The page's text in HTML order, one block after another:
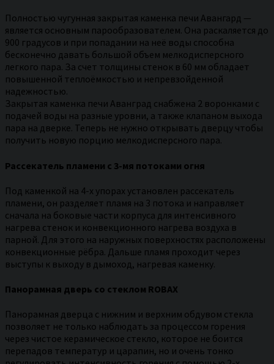
Полностью чугунная закрытая каменка печи Авангард —
является основным парообразователем. Она раскаляется до
900 градусов и при попадании на неё воды способна
бесконечно давать большой объем мелкодисперсного
легкого пара. За счет толщины стенок в 60 мм обладает
повышенной теплоёмкостью и непревзойденной
надежностью.
Закрытая каменка печи Аванград снабжена 2 воронками с
подачей воды на разные уровни, а также клапаном выхода
пара на дверке. Теперь не нужно открывать дверцу чтобы
получить новую порцию мелкодисперсного пара.
Рассекатель пламени с 3-мя потоками огня
Под каменкой на 4-х упорах установлен рассекатель
пламени, он разделяет пламя на 3 потока и направляет
сначала на боковые части корпуса для интенсивного
нагрева стенок и конвекционного нагрева воздуха в
парной. Для этого на наружных поверхностях расположены
конвекционные рёбра. Дальше пламя проходит через
выступы к выходу в дымоход, нагревая каменку.
Панорамная дверь со стеклом ROBAX
Панорамная дверца с нижним и верхним обдувом стекла
позволяет не только наблюдать за процессом горения
через чистое керамическое стекло, которое не боится
перепадов температур и царапин, но и очень тонко